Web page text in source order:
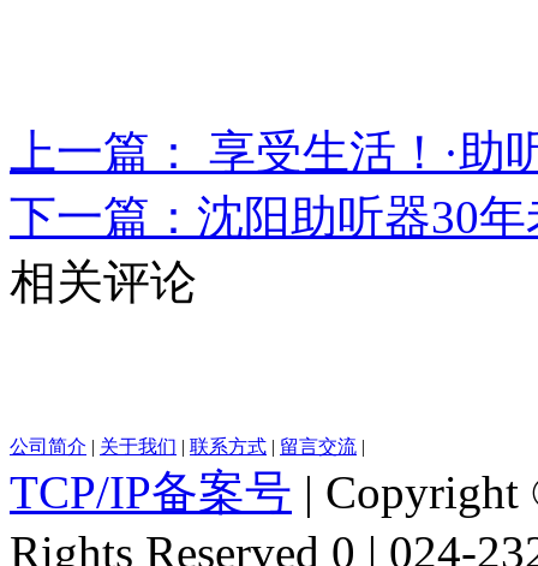
上一篇： 享受生活！·助
下一篇：沈阳助听器30
相关评论
公司简介 | 关于我们 | 联系方式 | 留言交流 |
TCP/IP备案号 | Copyright
Rights Reserved 0 | 024-